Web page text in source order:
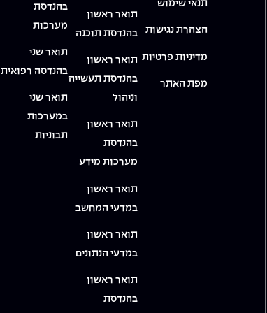
תנאי שימוש
הצהרת נגישות
מדיניות פרטיות
מפת האתר
תואר ראשון
בהנדסת תוכנה
תואר ראשון
בהנדסת תעשייה
וניהול
תואר ראשון
בהנדסת
מערכות מידע
תואר ראשון
במדעי המחשב
תואר ראשון
במדעי הנתונים
תואר ראשון
בהנדסת
בהנדסת
מערכות
תואר שני
בהנדסה רפואית
תואר שני
במערכות
תבוניות